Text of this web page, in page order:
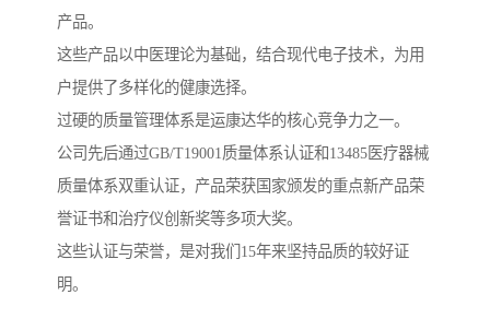
产品。
这些产品以中医理论为基础，结合现代电子技术，为用
户提供了多样化的健康选择。
过硬的质量管理体系是运康达华的核心竞争力之一。
公司先后通过GB/T19001质量体系认证和13485医疗器械
质量体系双重认证，产品荣获国家颁发的重点新产品荣
誉证书和治疗仪创新奖等多项大奖。
这些认证与荣誉，是对我们15年来坚持品质的较好证
明。